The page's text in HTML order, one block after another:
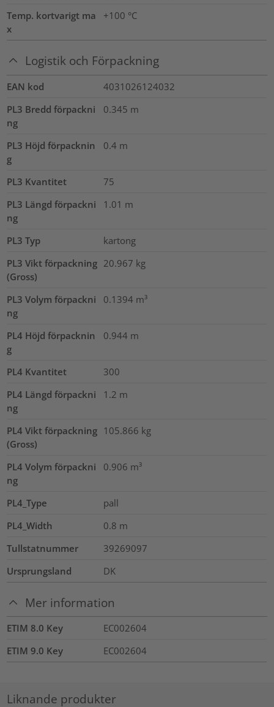
Temp. kortvarigt ma
x
+100 °C
Logistik och Förpackning
EAN kod
4031026124032
PL3 Bredd förpackni
ng
0.345 m
PL3 Höjd förpacknin
g
0.4 m
PL3 Kvantitet
75
PL3 Längd förpackni
ng
1.01 m
PL3 Typ
kartong
PL3 Vikt förpackning
(Gross)
20.967 kg
PL3 Volym förpackni
ng
0.1394 m³
PL4 Höjd förpacknin
g
0.944 m
PL4 Kvantitet
300
PL4 Längd förpackni
ng
1.2 m
PL4 Vikt förpackning
(Gross)
105.866 kg
PL4 Volym förpackni
ng
0.906 m³
PL4_Type
pall
PL4_Width
0.8 m
Tullstatnummer
39269097
Ursprungsland
DK
Mer information
ETIM 8.0 Key
EC002604
ETIM 9.0 Key
EC002604
Liknande produkter